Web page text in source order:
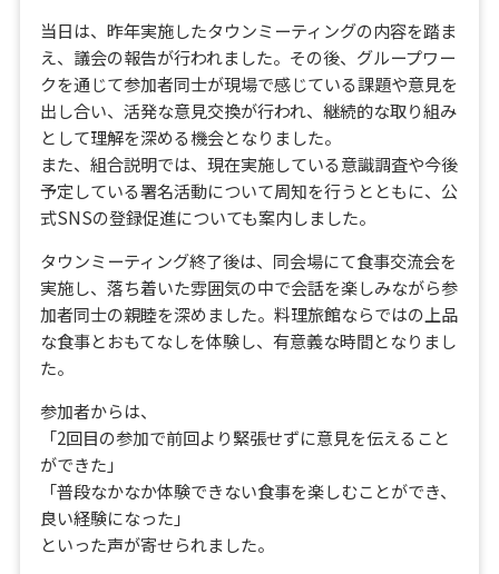
当日は、昨年実施したタウンミーティングの内容を踏ま
え、議会の報告が行われました。その後、グループワー
クを通じて参加者同士が現場で感じている課題や意見を
出し合い、活発な意見交換が行われ、継続的な取り組み
として理解を深める機会となりました。
また、組合説明では、現在実施している意識調査や今後
予定している署名活動について周知を行うとともに、公
式SNSの登録促進についても案内しました。
タウンミーティング終了後は、同会場にて食事交流会を
実施し、落ち着いた雰囲気の中で会話を楽しみながら参
加者同士の親睦を深めました。料理旅館ならではの上品
な食事とおもてなしを体験し、有意義な時間となりまし
た。
参加者からは、
「2回目の参加で前回より緊張せずに意見を伝えること
ができた」
「普段なかなか体験できない食事を楽しむことができ、
良い経験になった」
といった声が寄せられました。